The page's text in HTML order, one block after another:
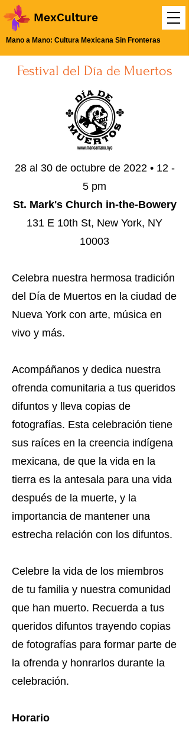
MexCulture
Mano a Mano: Cultura Mexicana Sin Fronteras
Festival del Día de Muertos
28 al 30 de octubre de 2022 • 12 -
5 pm
St. Mark's Church in-the-Bowery
131 E 10th St, New York, NY
10003
Celebra nuestra hermosa tradición
del Día de Muertos en la ciudad de
Nueva York con arte, música en
vivo y más.
Acompáñanos y dedica nuestra
ofrenda comunitaria a tus queridos
difuntos y lleva copias de
fotografías. Esta celebración tiene
sus raíces en la creencia indígena
mexicana, de que la vida en la
tierra es la antesala para una vida
después de la muerte, y la
importancia de mantener una
estrecha relación con los difuntos.
Celebre la vida de los miembros
de tu familia y nuestra comunidad
que han muerto. Recuerda a tus
queridos difuntos trayendo copias
de fotografías para formar parte de
la ofrenda y honrarlos durante la
celebración.
Horario